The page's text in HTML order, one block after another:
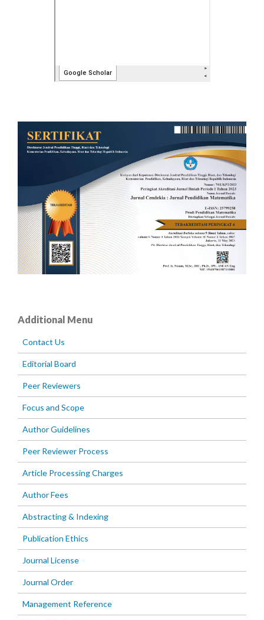
Additional Menu
Contact Us
Editorial Board
Peer Reviewers
Focus and Scope
Author Guidelines
Peer Reviewer Process
Article Processing Charges
Author Fees
Abstracting & Indexing
Publication Ethics
Journal License
Journal Order
Management Reference